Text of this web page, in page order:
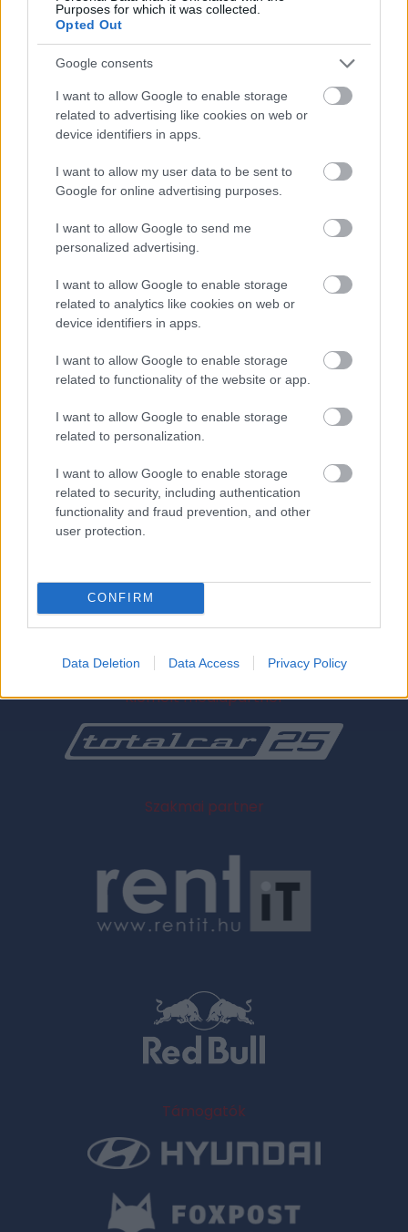
Purposes for which it was collected.
Opted Out
Google consents
I want to allow Google to enable storage
related to advertising like cookies on web or
device identifiers in apps.
I want to allow my user data to be sent to
Google for online advertising purposes.
I want to allow Google to send me
personalized advertising.
I want to allow Google to enable storage
related to analytics like cookies on web or
device identifiers in apps.
I want to allow Google to enable storage
related to functionality of the website or app.
I want to allow Google to enable storage
related to personalization.
I want to allow Google to enable storage
related to security, including authentication
functionality and fraud prevention, and other
user protection.
CONFIRM
Data Deletion Data Access Privacy Policy
A részvétel teljesen ingyenes.
Gyakran ismételt kérdések
Igyekeztünk a leggyakrabban felmerülő kérdésekre
válaszolni. Ha mégis maradt benned bizonytalanság,
Hol vehetek belépőjegyet?
Kutyát hozhatok-e?
Hogyan jutok be a Totalcar Fanzone területre?
Gyerekeket is hozhatok a rendezvényre?
Hol tudok majd parkolni?
Kiemelt médiapartner
Szakmai partner
Támogatók